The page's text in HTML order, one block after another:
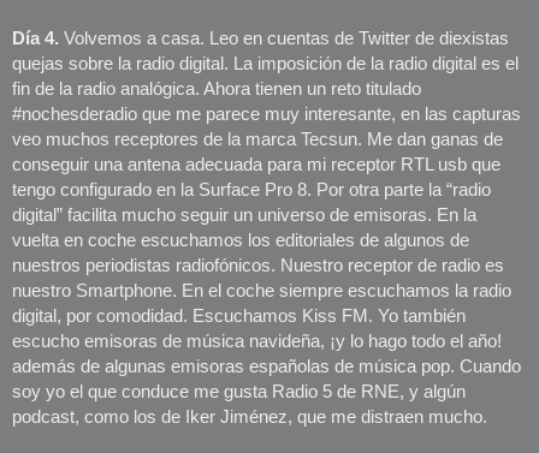
Día 4. Volvemos a casa. Leo en cuentas de Twitter de diexistas
quejas sobre la radio digital. La imposición de la radio digital es el
fin de la radio analógica. Ahora tienen un reto titulado
#nochesderadio que me parece muy interesante, en las capturas
veo muchos receptores de la marca Tecsun. Me dan ganas de
conseguir una antena adecuada para mi receptor RTL usb que
tengo configurado en la Surface Pro 8. Por otra parte la “radio
digital” facilita mucho seguir un universo de emisoras. En la
vuelta en coche escuchamos los editoriales de algunos de
nuestros periodistas radiofónicos. Nuestro receptor de radio es
nuestro Smartphone. En el coche siempre escuchamos la radio
digital, por comodidad. Escuchamos Kiss FM. Yo también
escucho emisoras de música navideña, ¡y lo hago todo el año!
además de algunas emisoras españolas de música pop. Cuando
soy yo el que conduce me gusta Radio 5 de RNE, y algún
podcast, como los de Iker Jiménez, que me distraen mucho.